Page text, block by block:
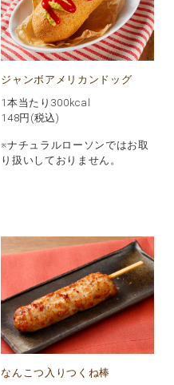
ジャンボアメリカンドッグ
1本当たり300kcal
148円(税込)
※ナチュラルローソンではお取
り扱いしておりません。
なんこつ入りつくね棒